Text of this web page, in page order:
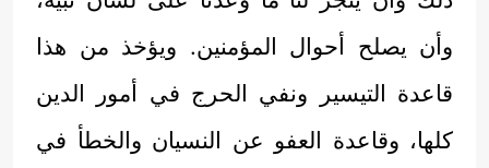
وأن يصلح أحوال المؤمنين. ويؤخذ من هذا
قاعدة التيسير ونفي الحرج في أمور الدين
كلها، وقاعدة العفو عن النسيان والخطأ في